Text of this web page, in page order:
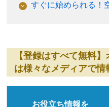
すぐに始められる！
【登録はすべて無料
は様々なメディアで情
お役立ち情報を